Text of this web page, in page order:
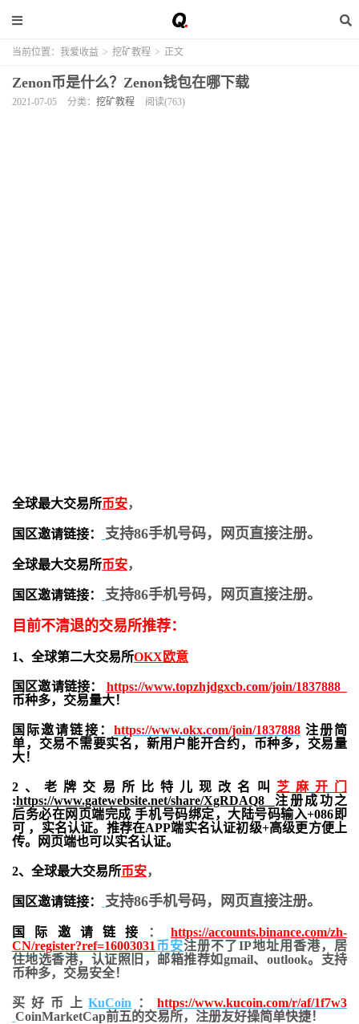
当前位置： 我爱收益 > 挖矿教程 > 正文
Zenon币是什么？Zenon钱包在哪下载
2021-07-05 分类： 挖矿教程 阅读(763)
全球最大交易所币安，
国区邀请链接： 支持86手机号码，网页直接注册。
全球最大交易所币安，
国区邀请链接：
支持86手机号码，网页直接注册。
目前不清退的交易所推荐：
1、全球第二大交易所OKX欧意
国区邀请链接： https://www.topzhjdgxcb.com/join/1837888
币种多，交易量大！
国际邀请链接： https://www.okx.com/join/1837888注册简
单，交易不需要实名，新用户能开合约， 币种多，交易量
大！
2、老牌交易所比特儿现改名叫 芝麻开门
:https://www.gatewebsite.net/share/XgRDAQ8 注册成功之
后务必在网页端完成 手机号码绑定，大陆号码输入+086即
可 ，实名认证。推荐在APP端实名认证初级+高级更方便上
传。网页端也可以实名认证。
2、全球最大交易所币安，
国区邀请链接： 支持86手机号码，网页直接注册。
国际邀请链接 ：https://accounts.binance.com/zh-
CN/register?ref=16003031 币安注册不了IP地址用香港，居
住地选香港，认证照旧， 邮箱推荐如gmail、outlook。支持
币种多，交易安全！
买好币上KuCoin ：https://www.kucoin.com/r/af/1f7w3
CoinMarketCap前五的交易所，注册友好操简单快捷！